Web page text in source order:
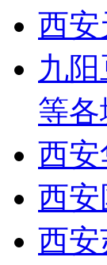
西
九
等各
西
西
西